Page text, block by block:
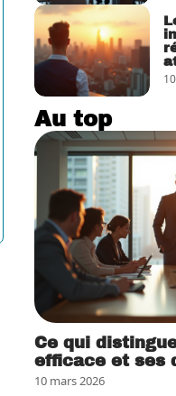
Au top
Ce qui
efficace et ses
10 mars 2026